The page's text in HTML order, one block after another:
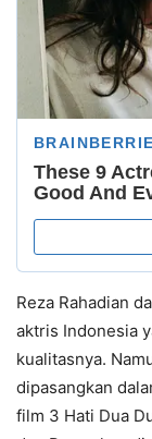
Reza Rahadian
aktris Indonesia
kualitasnya.
dipasangkan
film 3 Hati Dua